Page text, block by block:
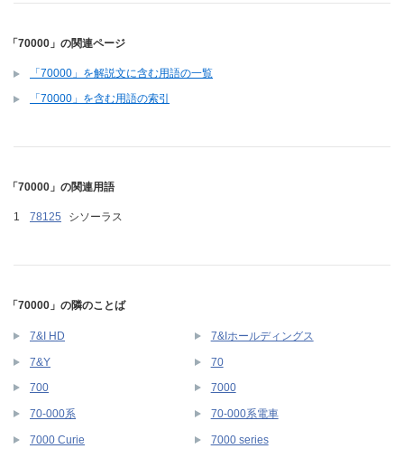
「70000」の関連ページ
「70000」を解説文に含む用語の一覧
「70000」を含む用語の索引
「70000」の関連用語
78125 シソーラス
「70000」の隣のことば
7&I HD 7&Iホールディングス
7&Y 70
700 7000
70-000系 70-000系電車
7000 Curie 7000 series